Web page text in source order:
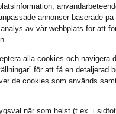
annonser baserade på
av vår webbplats för att
alla cookies och navigera
för att få en detaljerad
de cookies som används
när som helst (t.ex. i